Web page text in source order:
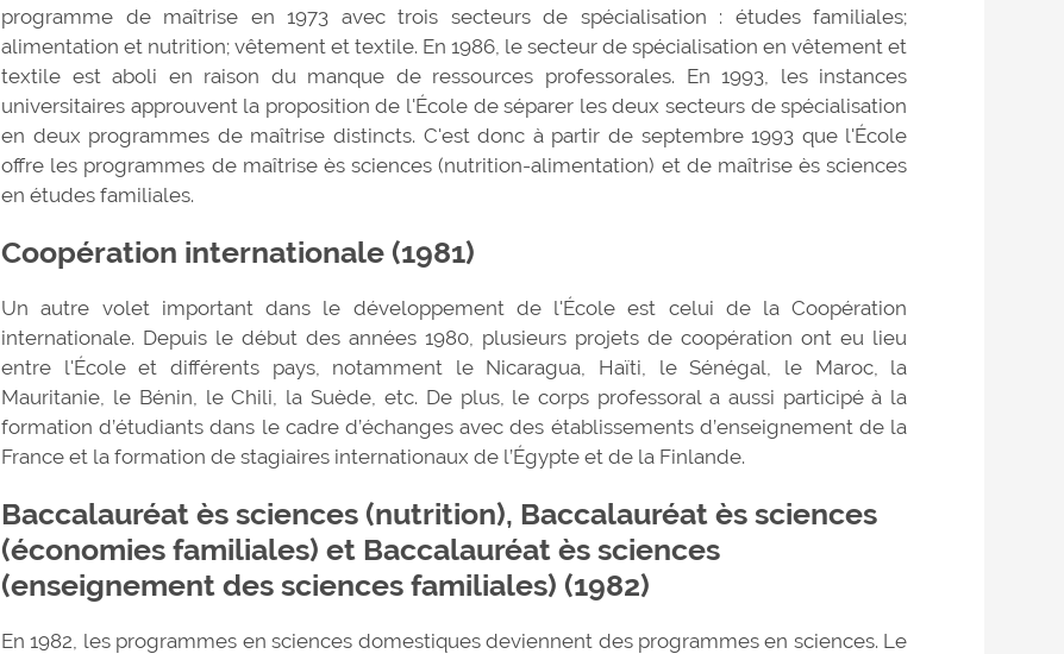
programme de maîtrise en 1973 avec trois secteurs de spécialisation : études familiales;
alimentation et nutrition; vêtement et textile. En 1986, le secteur de spécialisation en vêtement et
textile est aboli en raison du manque de ressources professorales. En 1993, les instances
universitaires approuvent la proposition de l'École de séparer les deux secteurs de spécialisation
en deux programmes de maîtrise distincts. C'est donc à partir de septembre 1993 que l'École
offre les programmes de maîtrise ès sciences (nutrition-alimentation) et de maîtrise ès sciences
en études familiales.
Coopération internationale (1981)
Un autre volet important dans le développement de l'École est celui de la Coopération
internationale. Depuis le début des années 1980, plusieurs projets de coopération ont eu lieu
entre l'École et différents pays, notamment le Nicaragua, Haïti, le Sénégal, le Maroc, la
Mauritanie, le Bénin, le Chili, la Suède, etc. De plus, le corps professoral a aussi participé à la
formation d’étudiants dans le cadre d’échanges avec des établissements d’enseignement de la
France et la formation de stagiaires internationaux de l’Égypte et de la Finlande.
Baccalauréat ès sciences (nutrition), Baccalauréat ès sciences
(économies familiales) et Baccalauréat ès sciences
(enseignement des sciences familiales) (1982)
En 1982, les programmes en sciences domestiques deviennent des programmes en sciences. Le